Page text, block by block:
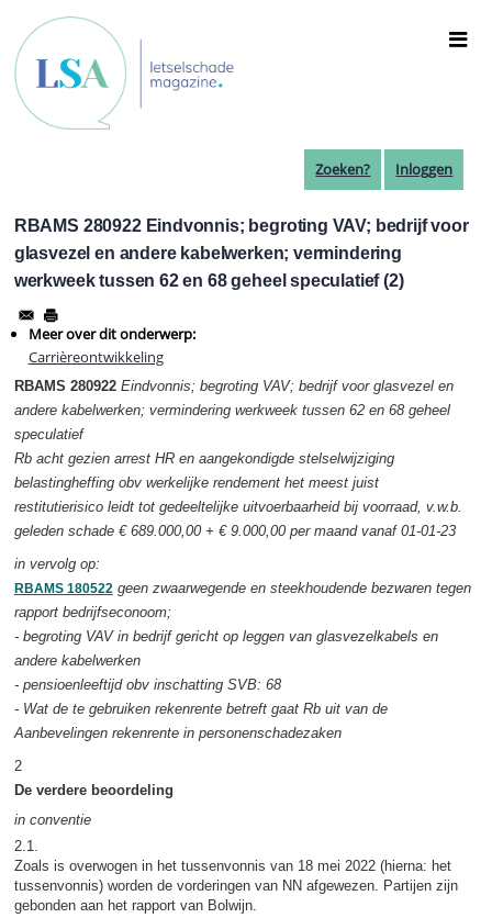
naar
de
inhoud
gaan
Zoeken? Inloggen
RBAMS 280922 Eindvonnis; begroting VAV; bedrijf voor
glasvezel en andere kabelwerken; vermindering
werkweek tussen 62 en 68 geheel speculatief (2)
Meer over dit onderwerp:
Carrièreontwikkeling
RBAMS 280922 Eindvonnis; begroting VAV; bedrijf voor glasvezel en
andere kabelwerken; vermindering werkweek tussen 62 en 68 geheel
speculatief
Rb acht gezien arrest HR en aangekondigde stelselwijziging
belastingheffing obv werkelijke rendement het meest juist
restitutierisico leidt tot gedeeltelijke uitvoerbaarheid bij voorraad, v.w.b.
geleden schade € 689.000,00 + € 9.000,00 per maand vanaf 01-01-23
in vervolg op:
RBAMS 180522 geen zwaarwegende en steekhoudende bezwaren tegen
rapport bedrijfseconoom;
- begroting VAV in bedrijf gericht op leggen van glasvezelkabels en
andere kabelwerken
- pensioenleeftijd obv inschatting SVB: 68
- Wat de te gebruiken rekenrente betreft gaat Rb uit van de
Aanbevelingen rekenrente in personenschadezaken
2
De verdere beoordeling
in conventie
2.1.
Zoals is overwogen in het tussenvonnis van 18 mei 2022 (hierna: het
tussenvonnis) worden de vorderingen van NN afgewezen. Partijen zijn
gebonden aan het rapport van Bolwijn.